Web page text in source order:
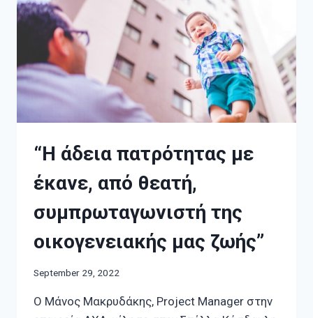
“Η άδεια πατρότητας με
έκανε, από θεατή,
συμπρωταγωνιστή της
οικογενειακής μας ζωής”
September 29, 2022
Ο Μάνος Μακρυδάκης, Project Manager στην